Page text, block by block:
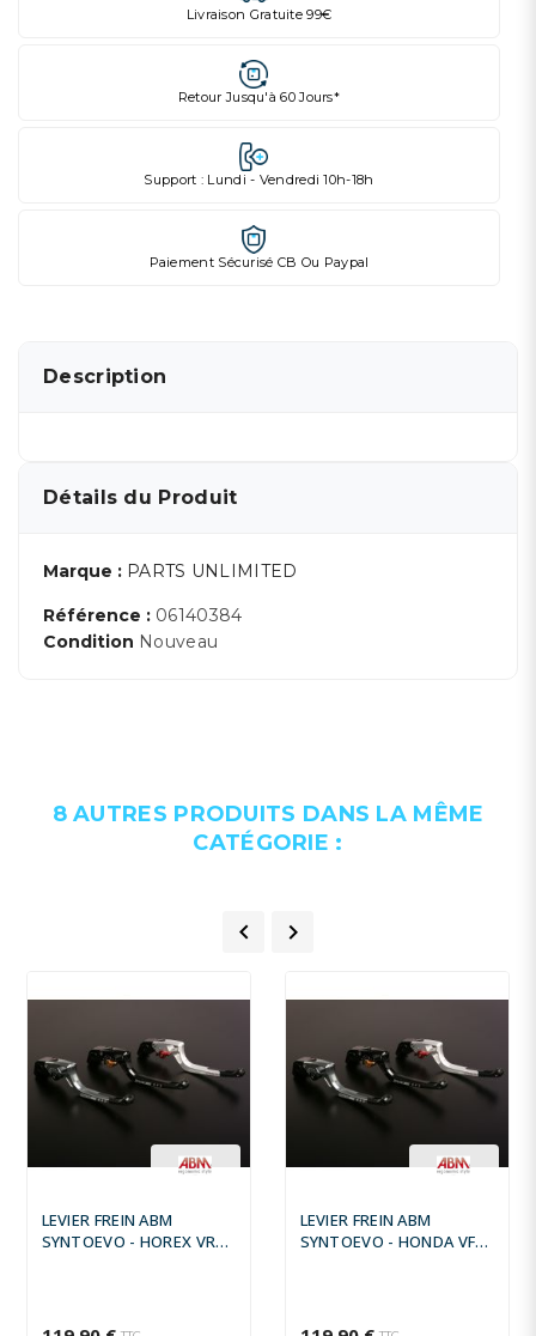
Livraison Gratuite 99€
Retour Jusqu'à 60 Jours*
Support : Lundi - Vendredi 10h-18h
Paiement Sécurisé CB Ou Paypal
Description
Détails du Produit
Marque : PARTS UNLIMITED
Référence : 06140384
Condition Nouveau
8 AUTRES PRODUITS DANS LA MÊME
CATÉGORIE :
 
LEVIER FREIN ABM
SYNTOEVO - HOREX VR6
LEVIER FREIN ABM
SYNTOEVO - HONDA VFR